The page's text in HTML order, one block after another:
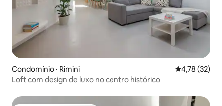
Condomínio ⋅ Rimini 4,78 de uma
4,78 (32)
Loft com design de luxo no centro histórico